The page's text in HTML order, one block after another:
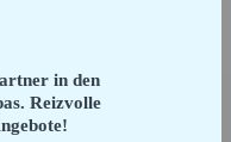
in den
Reizvolle